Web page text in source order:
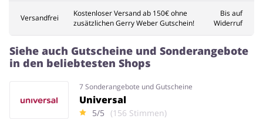
Versandfrei
Kostenloser Versand ab 150€ ohne
zusätzlichen Gerry Weber Gutschein!
Bis auf
Widerruf
Siehe auch Gutscheine und Sonderangebote
in den beliebtesten Shops
7 Sonderangebote und Gutscheine
Universal
5/5 (156 Stimmen)